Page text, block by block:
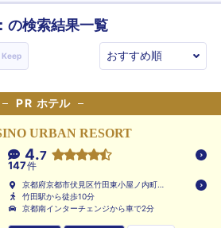
の検索結果一覧
Keep
PR ホテル
URBAN RESORT
4.7
147件
京都府京都市伏見区竹田東小屋ノ内町
81-1
竹田駅から徒歩10分
京都南インターチェンジから車で2分